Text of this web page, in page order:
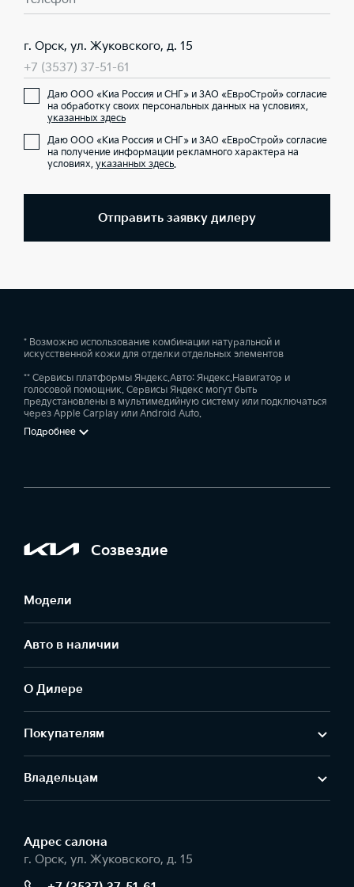
г. Орск, ул. Жуковского, д. 15
+7 (3537) 37-51-61
Даю ООО «Киа Россия и СНГ» и ЗАО «ЕвроСтрой» согласие
на обработку своих персональных данных на условиях,
указанных здесь
Даю ООО «Киа Россия и СНГ» и ЗАО «ЕвроСтрой» согласие
на получение информации рекламного характера на
условиях, указанных здесь.
Отправить заявку дилеру
* Возможно использование комбинации натуральной и
искусственной кожи для отделки отдельных элементов
** Сервисы платформы Яндекс.Авто: Яндекс.Навигатор и
голосовой помощник. Сервисы Яндекс могут быть
предустановлены в мультимедийную систему или подключаться
через Apple Carplay или Android Auto.
Подробнее
Созвездие
Модели
Авто в наличии
О Дилере
Покупателям
Владельцам
Адрес салонa
г. Орск, ул. Жуковского, д. 15